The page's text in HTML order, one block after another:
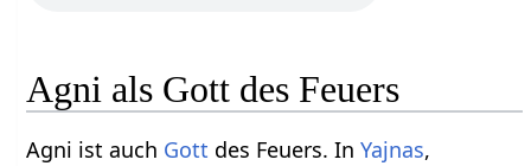
Agni als Gott des Feuers
Agni ist auch Gott des Feuers. InYajnas,